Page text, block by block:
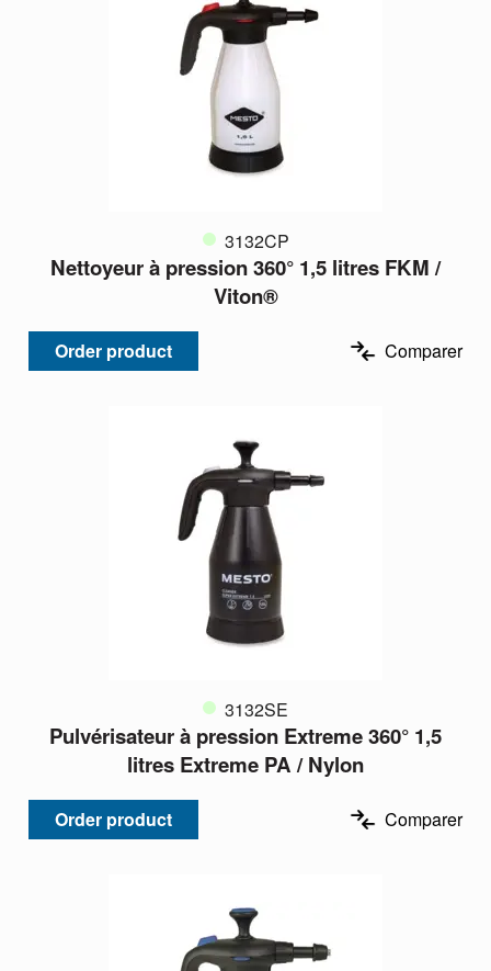
3132CP
Nettoyeur à pression 360° 1,5 litres FKM /
Viton®
Order product Comparer
3132SE
Pulvérisateur à pression Extreme 360° 1,5
litres Extreme PA / Nylon
Order product Comparer